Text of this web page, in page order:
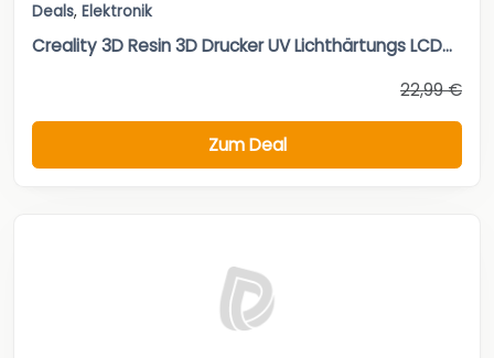
Deals, Elektronik
Creality 3D Resin 3D Drucker UV Lichthärtungs LCD...
22,99 €
Zum Deal